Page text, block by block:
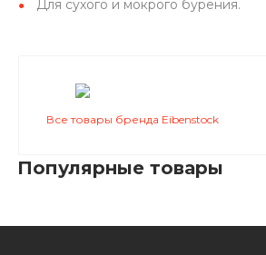
Для сухого и мокрого бурения.
Все товары бренда Eibenstock
Популярные товары